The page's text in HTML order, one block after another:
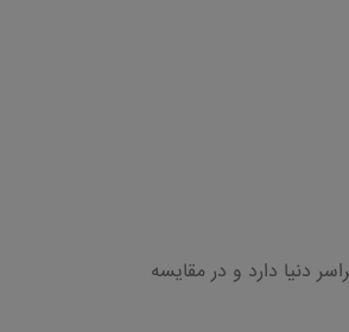
دنیا دارد و در مقایسه